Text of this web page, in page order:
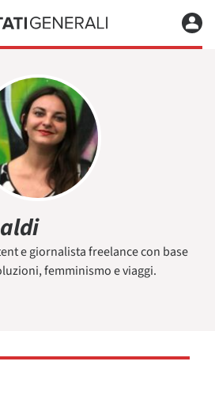
e giornalista freelance con base
femminismo e viaggi.